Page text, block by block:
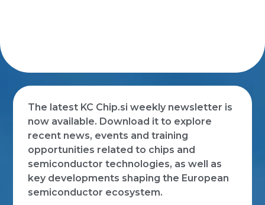
The latest KC Chip.si weekly newsletter is
now available. Download it to explore
recent news, events and training
opportunities related to chips and
semiconductor technologies, as well as
key developments shaping the European
semiconductor ecosystem.